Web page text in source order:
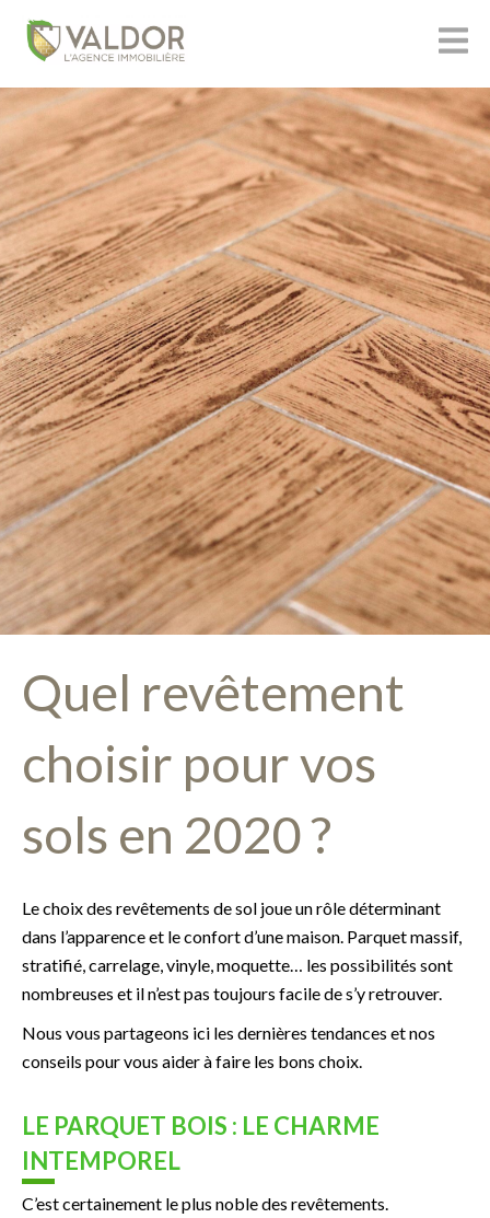
Quel revêtement
choisir pour vos
sols en 2020 ?
Le choix des revêtements de sol joue un rôle déterminant
dans l’apparence et le confort d’une maison. Parquet massif,
stratifié, carrelage, vinyle, moquette… les possibilités sont
nombreuses et il n’est pas toujours facile de s’y retrouver.
Nous vous partageons ici les dernières tendances et nos
conseils pour vous aider à faire les bons choix.
LE PARQUET BOIS : LE CHARME
INTEMPOREL
C’est certainement le plus noble des revêtements.